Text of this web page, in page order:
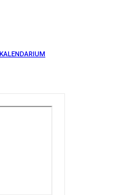
KALENDARIUM